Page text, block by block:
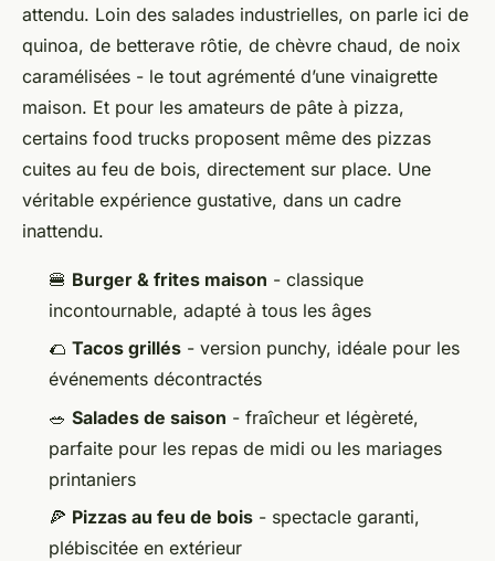
attendu. Loin des salades industrielles, on parle ici de
quinoa, de betterave rôtie, de chèvre chaud, de noix
caramélisées - le tout agrémenté d’une vinaigrette
maison. Et pour les amateurs de pâte à pizza,
certains food trucks proposent même des pizzas
cuites au feu de bois, directement sur place. Une
véritable expérience gustative, dans un cadre
inattendu.
🍔 Burger & frites maison - classique
incontournable, adapté à tous les âges
🌮 Tacos grillés - version punchy, idéale pour les
événements décontractés
🥗 Salades de saison - fraîcheur et légèreté,
parfaite pour les repas de midi ou les mariages
printaniers
🍕 Pizzas au feu de bois - spectacle garanti,
plébiscitée en extérieur